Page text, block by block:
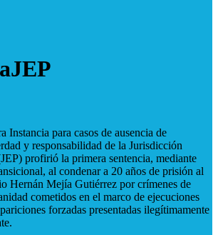
Instancia para casos de ausencia de
y responsabilidad de la Jurisdicción
profirió la primera sentencia, mediante
al condenar a 20 años de prisión al
Hernán Mejía Gutiérrez por crímenes de
cometidos en el marco de ejecuciones
forzadas presentadas ilegítimamente